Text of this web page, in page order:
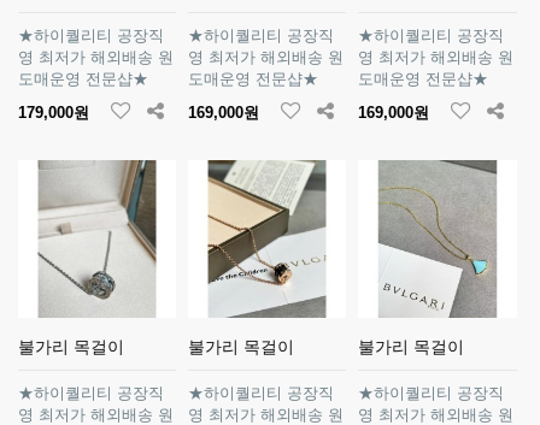
★하이퀄리티 공장직
영 최저가 해외배송 원
도매운영 전문샵★
179,000원
★하이퀄리티 공장직
영 최저가 해외배송 원
도매운영 전문샵★
169,000원
★하이퀄리티 공장직
영 최저가 해외배송 원
도매운영 전문샵★
169,000원
불가리 목걸이
★하이퀄리티 공장직
영 최저가 해외배송 원
불가리 목걸이
★하이퀄리티 공장직
영 최저가 해외배송 원
불가리 목걸이
★하이퀄리티 공장직
영 최저가 해외배송 원